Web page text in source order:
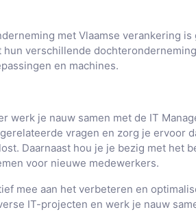
met Vlaamse verankering
hun verschillende
en machines.
werk je nauw samen met de IT
vragen en zorg je ervoor
Daarnaast hou je je bezig met het
voor nieuwe medewerkers.
mee aan het verbeteren en
IT-projecten en werk je nauw